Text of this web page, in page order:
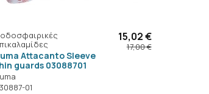
Attacanto Sleeve
guards 03088701
01
15,02 €
17,00 €